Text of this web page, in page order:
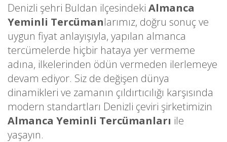
Denizli şehri Buldan ilçesindeki Almanca
Yeminli Tercümanlarımız, doğru sonuç ve
uygun fiyat anlayışıyla, yapılan almanca
tercümelerde hiçbir hataya yer vermeme
adına, ilkelerinden ödün vermeden ilerlemeye
devam ediyor. Siz de değişen dünya
dinamikleri ve zamanın çıldırtıcılığı karşısında
modern standartları Denizli çeviri şirketimizin
Almanca Yeminli Tercümanları ile
yaşayın.